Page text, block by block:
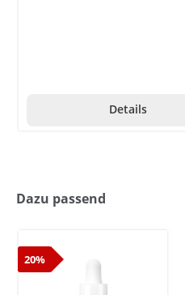
Details
Dazu passend
20%